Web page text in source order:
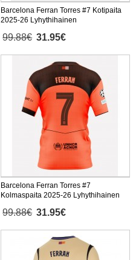
Barcelona Ferran Torres #7 Kotipaita
2025-26 Lyhythihainen
99.88€ 31.95€
Barcelona Ferran Torres #7
Kolmaspaita 2025-26 Lyhythihainen
99.88€ 31.95€